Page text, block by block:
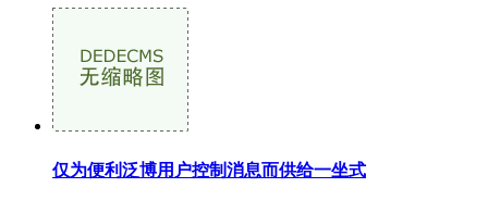
仅为便利泛博用户控制消息而供给一坐式